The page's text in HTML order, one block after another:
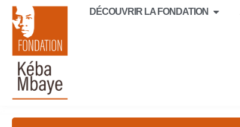
DÉCOUVRIR LA FONDATION